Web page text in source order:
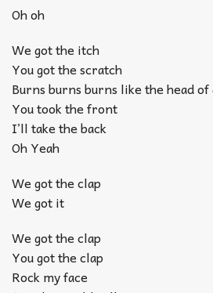
Oh oh
We got the itch
You got the scratch
Burns burns burns like the head of
You took the front
I’ll take the back
Oh Yeah
We got the clap
We got it
We got the clap
You got the clap
Rock my face